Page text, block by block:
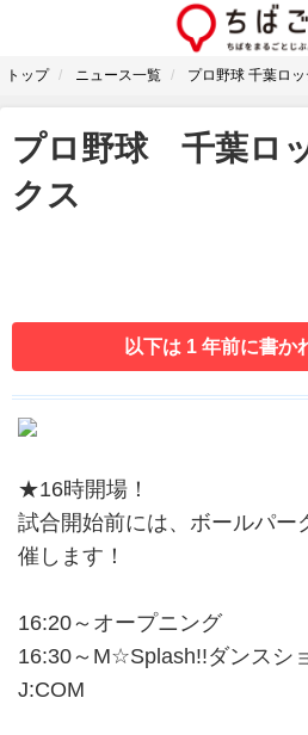
トップ ニュース一覧 プロ野球 千葉ロ
プロ野球 千葉ロ
クス
以下は 1 年前に書か
★16時開場！
試合開始前には、ボールパー
催します！
16:20～オープニング
16:30～М☆Splash!!ダンスシ
J:COM